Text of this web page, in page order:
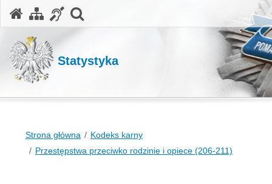
Statystyka
Strona główna
Kodeks karny
Przestępstwa przeciwko rodzinie i opiece (206-211)